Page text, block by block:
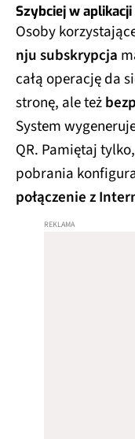
Szybciej w
Osoby
nju subskrypcja
całą operację da
stronę, ale też
System
QR. Pamiętaj
pobrania
połączenie z